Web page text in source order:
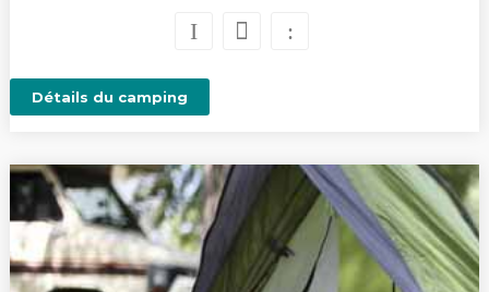
Détails du camping